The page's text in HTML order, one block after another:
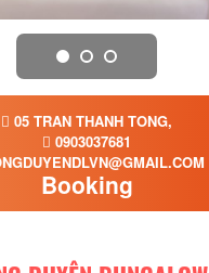
05 TRAN THANH TONG,
0903037681
Booking